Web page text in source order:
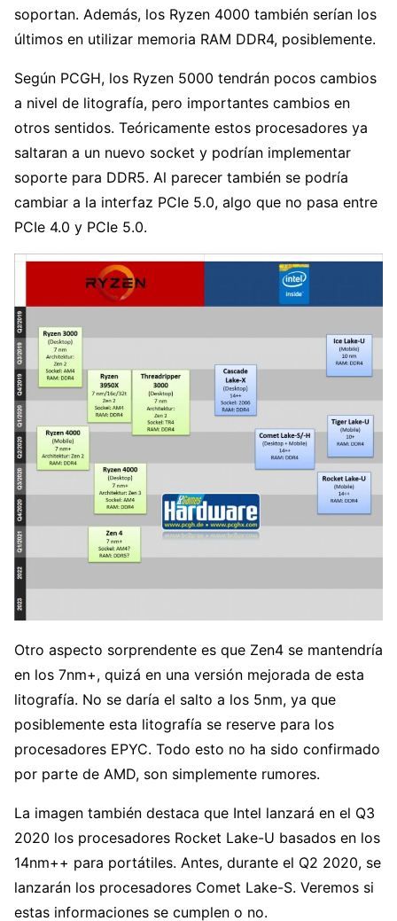
soportan. Además, los Ryzen 4000 también serían los
últimos en utilizar memoria RAM DDR4, posiblemente.
Según PCGH, los Ryzen 5000 tendrán pocos cambios
a nivel de litografía, pero importantes cambios en
otros sentidos. Teóricamente estos procesadores ya
saltaran a un nuevo socket y podrían implementar
soporte para DDR5. Al parecer también se podría
cambiar a la interfaz PCIe 5.0, algo que no pasa entre
PCIe 4.0 y PCIe 5.0.
Otro aspecto sorprendente es que Zen4 se mantendría
en los 7nm+, quizá en una versión mejorada de esta
litografía. No se daría el salto a los 5nm, ya que
posiblemente esta litografía se reserve para los
procesadores EPYC. Todo esto no ha sido confirmado
por parte de AMD, son simplemente rumores.
La imagen también destaca que Intel lanzará en el Q3
2020 los procesadores Rocket Lake-U basados en los
14nm++ para portátiles. Antes, durante el Q2 2020, se
lanzarán los procesadores Comet Lake-S. Veremos si
estas informaciones se cumplen o no.